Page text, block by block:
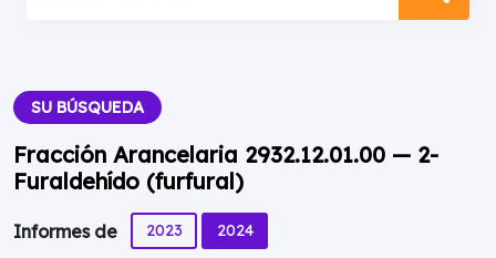
SU BÚSQUEDA
Fracción Arancelaria 2932.12.01.00 — 2-
Furaldehído (furfural)
Informes de 2023 2024